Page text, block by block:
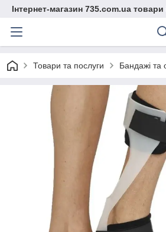
Інтернет-магазин 735.com.ua
Товари та послуги Бандажі та